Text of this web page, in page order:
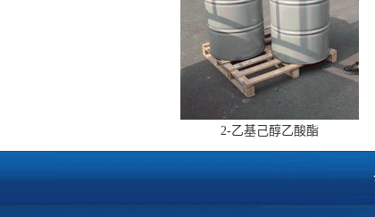
2-乙基己醇乙酸酯